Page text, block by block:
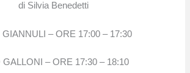
di Silvia Benedetti
– ORE 17:00 – 17:30
GALLONI – ORE 17:30 – 18:10